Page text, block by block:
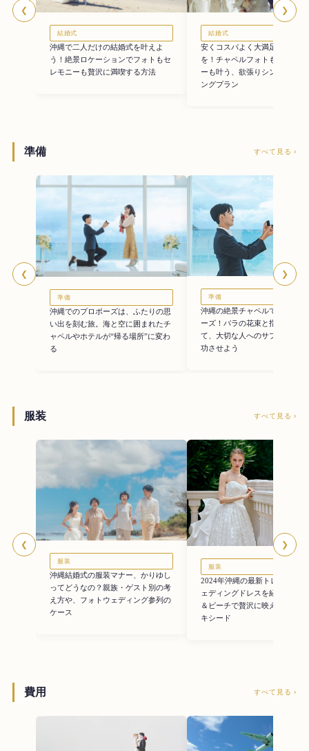
❮
結婚式
沖縄で二人だけの結婚式を叶えよ
う！絶景ロケーションでフォトもセ
レモニーも贅沢に満喫する方法
結婚式
安くコスパよく大満足の沖縄挙
を！チャペルフォトも本格セレ
ーも叶う、欲張りシンプルウェ
ングプラン
❯
準備 すべて見る ›
❮
準備
沖縄でのプロポーズは、ふたりの思
い出を刻む旅。海と空に囲まれたチ
ャペルやホテルが“帰る場所”に変わ
る
準備
沖縄の絶景チャペルで最高のプ
ーズ！バラの花束と指輪をかか
て、大切な人へのサプライズを
功させよう
❯
服装 すべて見る ›
❮
服装
沖縄結婚式の服装マナー、かりゆし
ってどうなの？親族・ゲスト別の考
え方や、フォトウェディング参列の
ケース
服装
2024年沖縄の最新トレンドを
ェディングドレスを紹介。チャ
＆ビーチで贅沢に映えるドレス
キシード
❯
費用 すべて見る ›